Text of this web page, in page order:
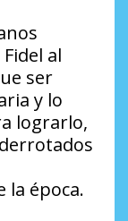
al
ser
y lo
lograrlo,
la época.